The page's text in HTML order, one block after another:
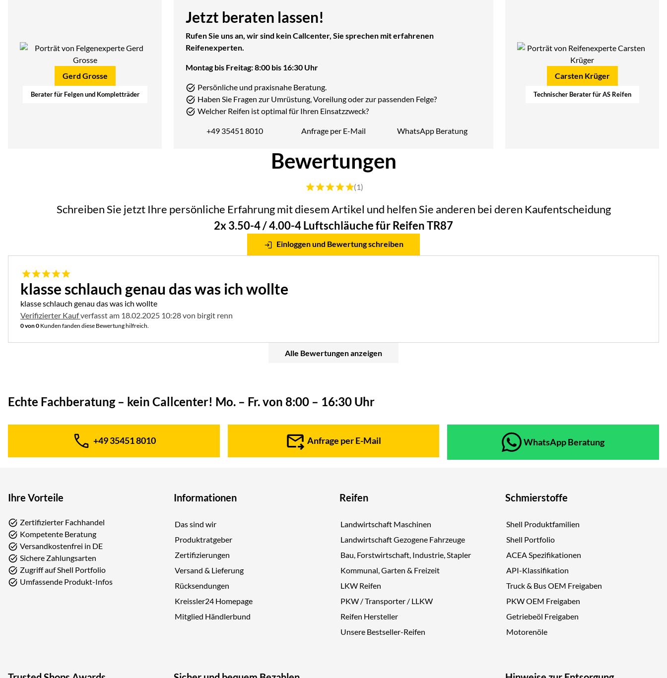
Gerd Grosse
Berater für Felgen und Kompletträder
Jetzt beraten lassen!
Rufen Sie uns an, wir sind kein Callcenter, Sie sprechen mit erfahrenen
Reifenexperten.
Montag bis Freitag: 8:00 bis 16:30 Uhr
Persönliche und praxisnahe Beratung.
Haben Sie Fragen zur Umrüstung, Voreilung oder zur passenden Felge?
Welcher Reifen ist optimal für Ihren Einsatzzweck?
Telefon:
+49 35451 8010 Anfrage per E-Mail WhatsApp Beratung
Carsten Krüger
Technischer Berater für AS Reifen
Bewertungen
Bewertung: 5 von 5 (1 Bewertungen)
(1)
Schreiben Sie jetzt Ihre persönliche Erfahrung mit diesem Artikel und helfen Sie anderen bei deren Kaufentscheidung
2x 3.50-4 / 4.00-4 Luftschläuche für Reifen TR87
Einloggen und Bewertung schreiben
5 von 5
klasse schlauch genau das was ich wollte
klasse schlauch genau das was ich wollte
Verifizierter Kaufverfasst am 18.02.2025 10:28 von birgit renn
0 von 0 Kunden fanden diese Bewertung hilfreich.
Alle Bewertungen anzeigen
Echte Fachberatung – kein Callcenter! Mo. – Fr. von 8:00 – 16:30 Uhr
Telefon:
+49 35451 8010 Anfrage per E-Mail WhatsApp Beratung
Ihre Vorteile
Zertifizierter Fachhandel
Kompetente Beratung
Versandkostenfrei in DE
Sichere Zahlungsarten
Zugriff auf Shell Portfolio
Umfassende Produkt-Infos
Informationen
Das sind wir
Produktratgeber
Zertifizierungen
Versand & Lieferung
Rücksendungen
Kreissler24 Homepage
Mitglied Händlerbund
Reifen
Landwirtschaft Maschinen
Landwirtschaft Gezogene Fahrzeuge
Bau, Forstwirtschaft, Industrie, Stapler
Kommunal, Garten & Freizeit
LKW Reifen
PKW / Transporter / LLKW
Reifen Hersteller
Unsere Bestseller-Reifen
Schmierstoffe
Shell Produktfamilien
Shell Portfolio
ACEA Spezifikationen
API-Klassifikation
Truck & Bus OEM Freigaben
PKW OEM Freigaben
Getriebeöl Freigaben
Motorenöle